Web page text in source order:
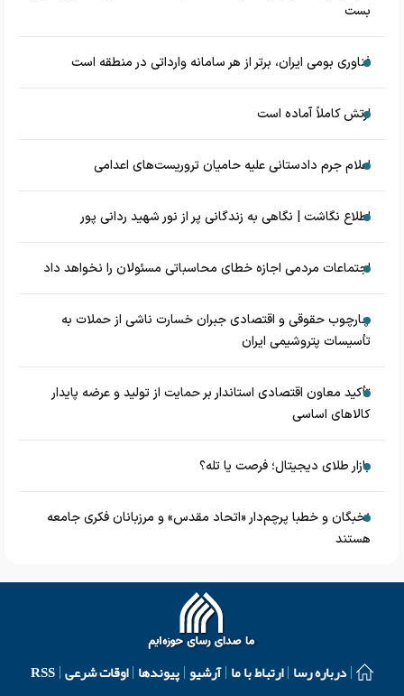
بست
فناوری بومی ایران، برتر از هر سامانه وارداتی در منطقه است
ارتش کاملاً آماده است
اعلام جرم دادستانی علیه حامیان تروریست‌های اعدامی
اطلاع نگاشت | نگاهی به زندگانی پر از نور شهید ردانی پور
اجتماعات مردمی اجازه خطای محاسباتی مسئولان را نخواهد داد
چارچوب حقوقی و اقتصادی جبران خسارت ناشی از حملات به
تأسیسات پتروشیمی ایران
تأکید معاون اقتصادی استاندار بر حمایت از تولید و عرضه پایدار
کالاهای اساسی
بازار طلای دیجیتال؛ فرصت یا تله؟
نخبگان و خطبا پرچم‌دار «اتحاد مقدس» و مرزبانان فکری جامعه
هستند
درباره رسا ارتباط با ما آرشیو پیوندها اوقات شرعی RSS